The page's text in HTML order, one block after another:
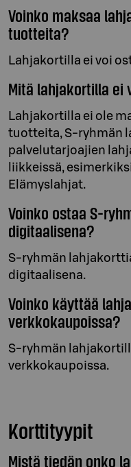
Voinko maksaa
tuotteita?
Lahjakortilla ei voi
Mitä lahjakortilla ei
Lahjakortilla ei ole
tuotteita, S-ryhmän
palvelutarjoajien
liikkeissä,
Elämyslahjat.
Voinko ostaa S-
digitaalisena?
S-ryhmän
digitaalisena.
Voinko käyttää
verkkokaupoissa?
S-ryhmän
verkkokaupoissa.
Korttityypit
Mistä tiedän onko